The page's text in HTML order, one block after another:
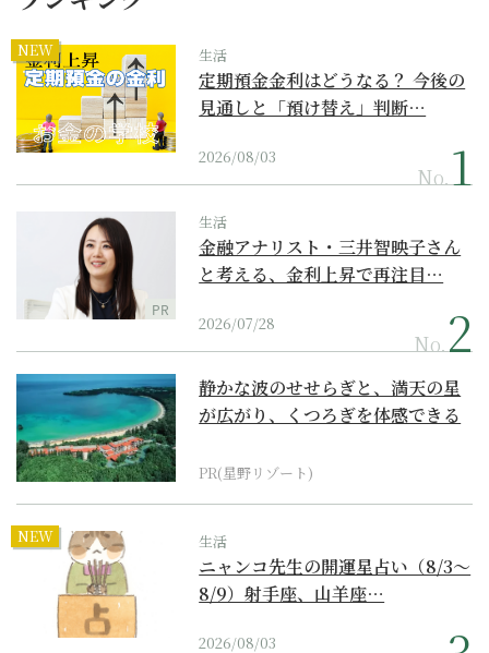
NEW 生活
定期預金金利はどうなる？ 今後の
見通しと「預け替え」判断…
2026/08/03
No.
PR
生活
金融アナリスト・三井智映子さん
と考える、金利上昇で再注目…
2026/07/28
No.
静かな波のせせらぎと、満天の星
が広がり、くつろぎを体感できる
PR(星野リゾート)
NEW 生活
ニャンコ先生の開運星占い（8/3～
8/9）射手座、山羊座…
2026/08/03